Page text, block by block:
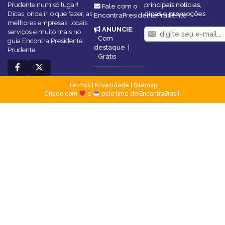
Prudente num só lugar!
Dicas, onde ir, o que fazer, as
melhores empresas, locais,
serviços e muito mais no
guia Encontra Presidente
Prudente.
Fale com o
EncontraPresidentePrudente
ANUNCIE:
Com
destaque |
Grátis
principais notícias,
dicas e promoções
Termos| Privacidade
Sitemap
Criado com
e pelo time do EncontraBrasil